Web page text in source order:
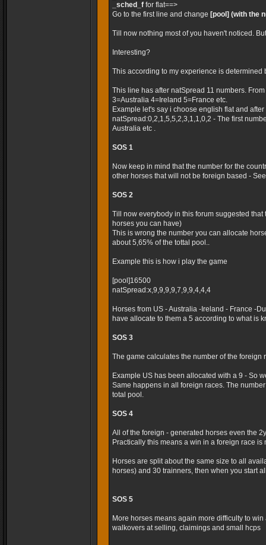
_sched_f for flat==>
Go to the first line and change [pool] (with the
Till now nothing most of you haven't noticed.
Interesting?
This according to my experience is
This line has after natSpread 11 numbers.
3=Australia 4=Ireland 5=France etc.
Example let's say i choose english flat and
natSpread:0,2,1,5,5,2,3,1,1,0,2 - The first
Australia etc .
SOS 1
Now keep in mind that the number for the
other horses that will not be foreign based -
SOS 2
Till now everybody in this forum suggested
horses you can have)
This is wrong the number you can allocate
about 5,65% of the tottal pool..
Example this is how i play the game
[pool]16500
natSpread:x,9,9,9,9,7,9,9,4,4,4
Horses from US - Australia -Ireland - France -
have allocate to them a 5 according to what is
SOS 3
The game calculates the number of the foreign
Example US has been allocated with a 9 - So
Same happens in all foreign races. The
total pool.
SOS 4
All of the foreign - generated horses even the
Practically this means a win in a foreign race is
Horses are split about the same size to all
horses) and 30 trainners, then when you start
SOS 5
More horses means again more difficulty to
walkovers at selling, claimings and small hcps